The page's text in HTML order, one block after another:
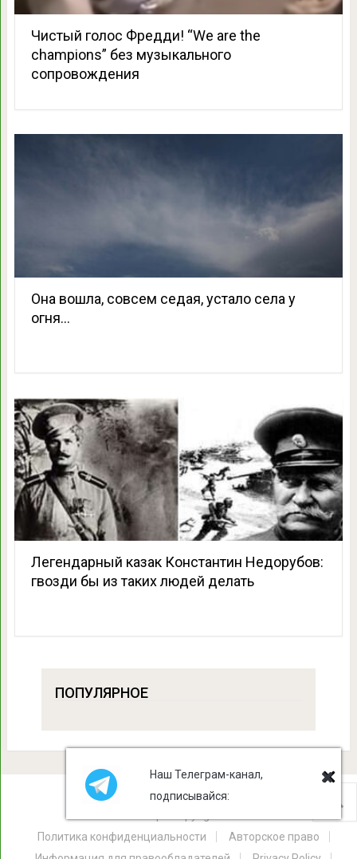
Чистый голос Фредди! “We are the
champions” без музыкального
сопровождения
Она вошла, совсем седая, устало села у
огня…
Легендарный казак Константин Недорубов:
гвозди бы из таких людей делать
ПОПУЛЯРНОЕ
Политика конфиденциальности
Авторское право
Наш Телеграм-канал,
подписывайся: